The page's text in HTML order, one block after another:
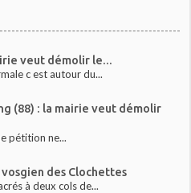
veut démolir le...
c est autour du...
(88) : la mairie veut démolir
pétition ne...
vosgien des Clochettes
à deux cols de...